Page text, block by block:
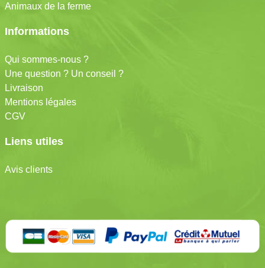
Animaux de la ferme
Informations
Qui sommes-nous ?
Une question ? Un conseil ?
Livraison
Mentions légales
CGV
Liens utiles
Avis clients